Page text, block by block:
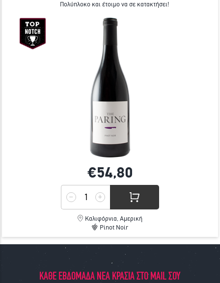
Πολύπλοκο και έτοιμο να σε κατακτήσει!
€54,80
Καλιφόρνια, Αμερική
Pinot Noir
ΚΑΘΕ ΕΒΔΟΜΑΔΑ ΝΕΑ ΚΡΑΣΙΑ ΣΤΟ MAIL ΣΟΥ